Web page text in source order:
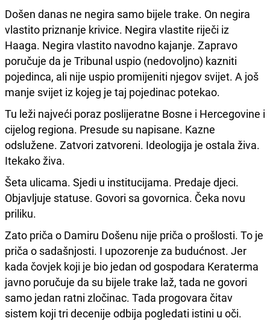
Došen danas ne negira samo bijele trake. On negira
vlastito priznanje krivice. Negira vlastite riječi iz
Haaga. Negira vlastito navodno kajanje. Zapravo
poručuje da je Tribunal uspio (nedovoljno) kazniti
pojedinca, ali nije uspio promijeniti njegov svijet. A još
manje svijet iz kojeg je taj pojedinac potekao.
Tu leži najveći poraz poslijeratne Bosne i Hercegovine i
cijelog regiona. Presude su napisane. Kazne
odslužene. Zatvori zatvoreni. Ideologija je ostala živa.
Itekako živa.
Šeta ulicama. Sjedi u institucijama. Predaje djeci.
Objavljuje statuse. Govori sa govornica. Čeka novu
priliku.
Zato priča o Damiru Došenu nije priča o prošlosti. To je
priča o sadašnjosti. I upozorenje za budućnost. Jer
kada čovjek koji je bio jedan od gospodara Keraterma
javno poručuje da su bijele trake laž, tada ne govori
samo jedan ratni zločinac. Tada progovara čitav
sistem koji tri decenije odbija pogledati istini u oči.